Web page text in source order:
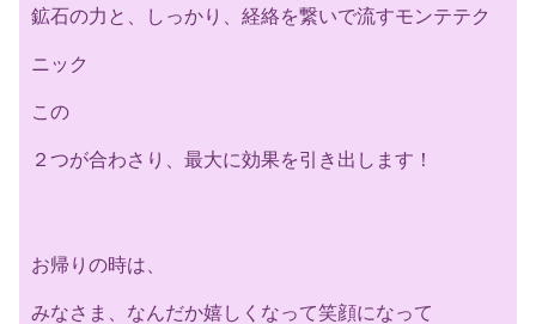
鉱石の力と、しっかり、経絡を繋いで流すモンテテク
ニック
この
２つが合わさり、最大に効果を引き出します！
お帰りの時は、
みなさま、なんだか嬉しくなって笑顔になって